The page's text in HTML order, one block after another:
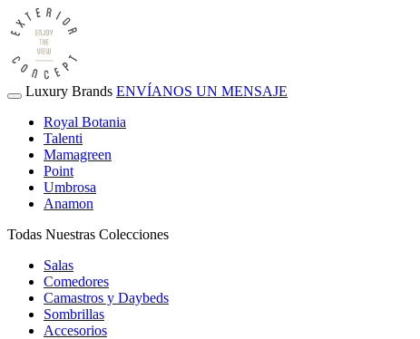
Luxury Brands ENVÍANOS UN MENSAJE
Royal Botania
Talenti
Mamagreen
Point
Umbrosa
Anamon
Todas Nuestras Colecciones
Salas
Comedores
Camastros y Daybeds
Sombrillas
Accesorios